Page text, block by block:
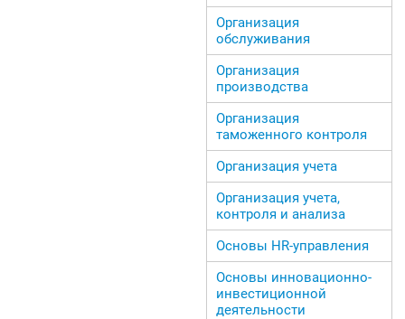
Организация
обслуживания
Организация
производства
Организация
таможенного контроля
Организация учета
Организация учета,
контроля и анализа
Основы HR-управления
Основы инновационно-
инвестиционной
деятельности